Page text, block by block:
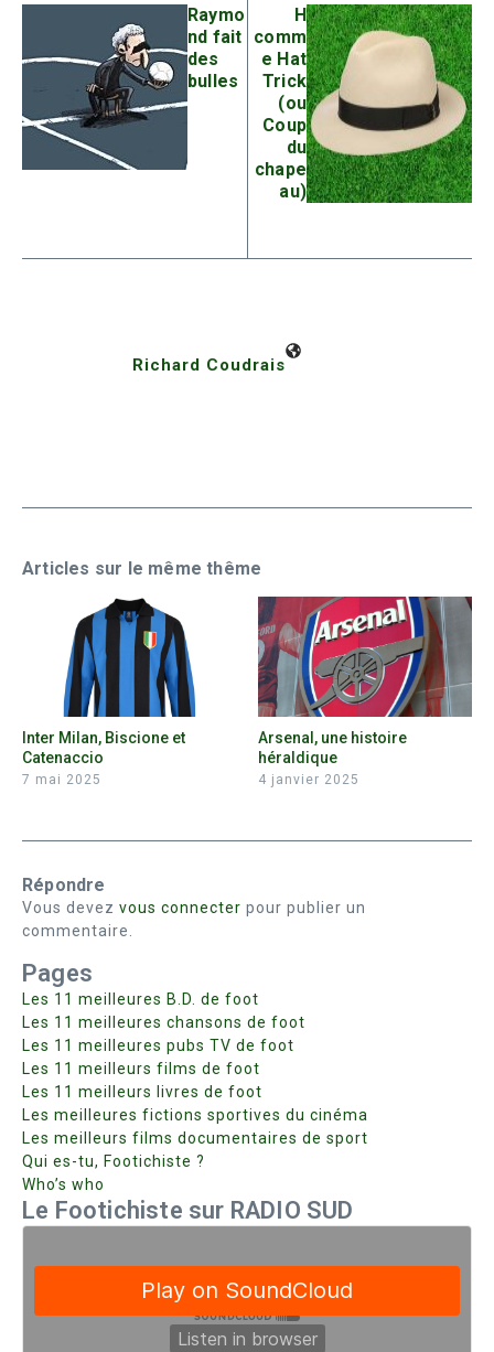
Raymo
nd fait
des
bulles
H
comm
e Hat
Trick
(ou
Coup
du
chape
au)
Richard Coudrais
Articles sur le même thême
Inter Milan, Biscione et
Catenaccio
7 mai 2025
Arsenal, une histoire
héraldique
4 janvier 2025
Répondre
Vous devez vous connecter pour publier un
commentaire.
Pages
Les 11 meilleures B.D. de foot
Les 11 meilleures chansons de foot
Les 11 meilleures pubs TV de foot
Les 11 meilleurs films de foot
Les 11 meilleurs livres de foot
Les meilleures fictions sportives du cinéma
Les meilleurs films documentaires de sport
Qui es-tu, Footichiste ?
Who’s who
Le Footichiste sur RADIO SUD